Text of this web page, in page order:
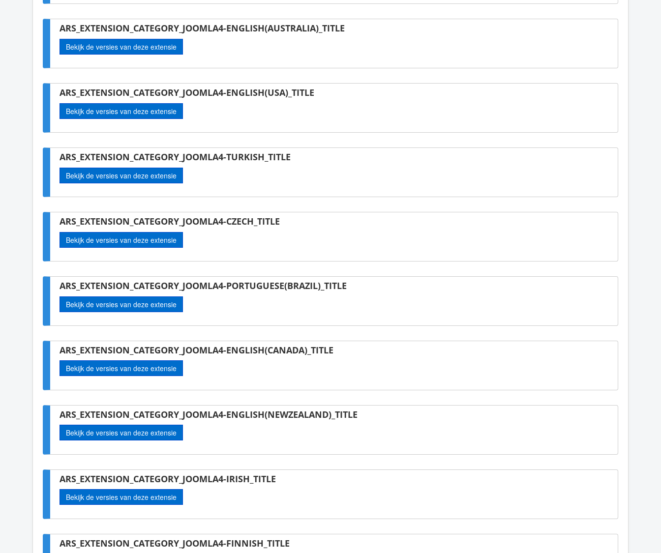
ARS_EXTENSION_CATEGORY_JOOMLA4-ENGLISH(AUSTRALIA)_TITLE
Bekijk de versies van deze extensie
ARS_EXTENSION_CATEGORY_JOOMLA4-ENGLISH(USA)_TITLE
Bekijk de versies van deze extensie
ARS_EXTENSION_CATEGORY_JOOMLA4-TURKISH_TITLE
Bekijk de versies van deze extensie
ARS_EXTENSION_CATEGORY_JOOMLA4-CZECH_TITLE
Bekijk de versies van deze extensie
ARS_EXTENSION_CATEGORY_JOOMLA4-PORTUGUESE(BRAZIL)_TITLE
Bekijk de versies van deze extensie
ARS_EXTENSION_CATEGORY_JOOMLA4-ENGLISH(CANADA)_TITLE
Bekijk de versies van deze extensie
ARS_EXTENSION_CATEGORY_JOOMLA4-ENGLISH(NEWZEALAND)_TITLE
Bekijk de versies van deze extensie
ARS_EXTENSION_CATEGORY_JOOMLA4-IRISH_TITLE
Bekijk de versies van deze extensie
ARS_EXTENSION_CATEGORY_JOOMLA4-FINNISH_TITLE